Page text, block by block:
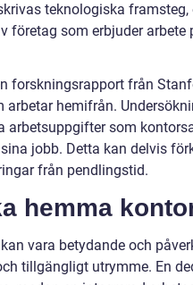
teknologiska framsteg,
företag som erbjuder arbete
forskningsrapport från
hemifrån.
arbetsuppgifter som
jobb. Detta kan delvis
från pendlingstid.
hemma
vara betydande och
tillgängligt utrymme. En